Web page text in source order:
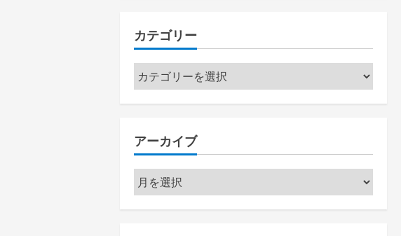
カテゴリー
カ
テ
ー
アーカイブ
ア
ー